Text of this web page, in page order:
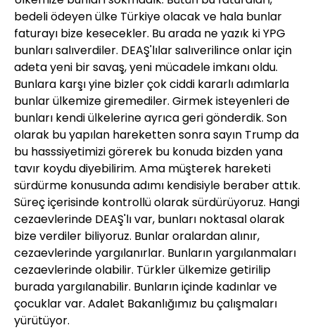
bedeli ödeyen ülke Türkiye olacak ve hala bunlar
faturayı bize kesecekler. Bu arada ne yazık ki YPG
bunları salıverdiler. DEAŞ'lılar salıverilince onlar için
adeta yeni bir savaş, yeni mücadele imkanı oldu.
Bunlara karşı yine bizler çok ciddi kararlı adımlarla
bunlar ülkemize giremediler. Girmek isteyenleri de
bunları kendi ülkelerine ayrıca geri gönderdik. Son
olarak bu yapılan hareketten sonra sayın Trump da
bu hasssiyetimizi görerek bu konuda bizden yana
tavır koydu diyebilirim. Ama müşterek hareketi
sürdürme konusunda adımı kendisiyle beraber attık.
Süreç içerisinde kontrollü olarak sürdürüyoruz. Hangi
cezaevlerinde DEAŞ'lı var, bunları noktasal olarak
bize verdiler biliyoruz. Bunlar oralardan alınır,
cezaevlerinde yargılanırlar. Bunların yargılanmaları
cezaevlerinde olabilir. Türkler ülkemize getirilip
burada yargılanabilir. Bunların içinde kadınlar ve
çocuklar var. Adalet Bakanlığımız bu çalışmaları
yürütüyor.